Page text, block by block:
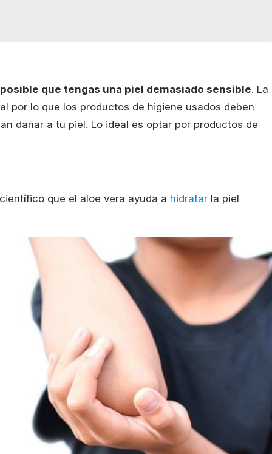
que tengas una piel demasiado sensible. La
por lo que los productos de higiene usados deben
dañar a tu piel. Lo ideal es optar por productos de
que el aloe vera ayuda a hidratar la piel